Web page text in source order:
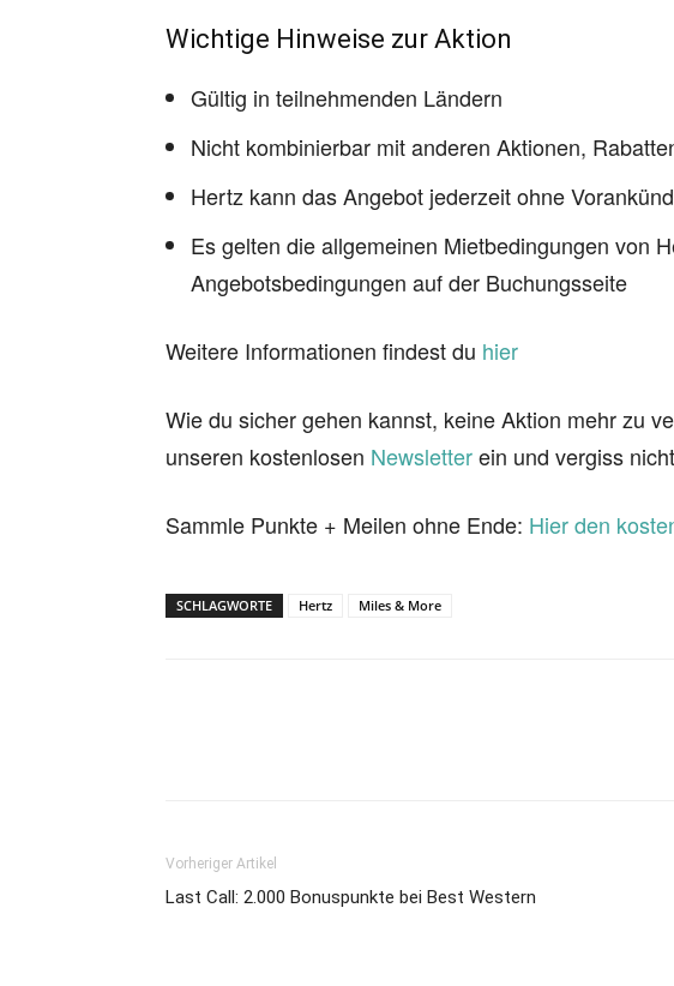
Wichtige Hinweise zur Aktion
Gültig in teilnehmenden Ländern
Nicht kombinierbar mit anderen Aktionen,
Hertz kann das Angebot jederzeit ohne
Es gelten die allgemeinen Mietbedingungen von
Angebotsbedingungen auf der Buchungsseite
Weitere Informationen findest du hier
Wie du sicher gehen kannst, keine Aktion mehr zu
unseren kostenlosen Newsletterein und vergiss
Sammle Punkte + Meilen ohne Ende: Hier den
SCHLAGWORTE Hertz Miles & More
Vorheriger Artikel
Last Call: 2.000 Bonuspunkte bei Best Western